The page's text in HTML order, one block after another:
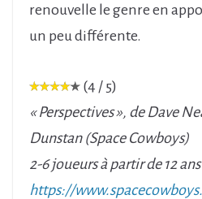
renouvelle le genre en
un peu différente.
(4 / 5)
« Perspectives », de Dave
Dunstan (Space Cowboys)
2-6 joueurs à partir de 12 ans
https://